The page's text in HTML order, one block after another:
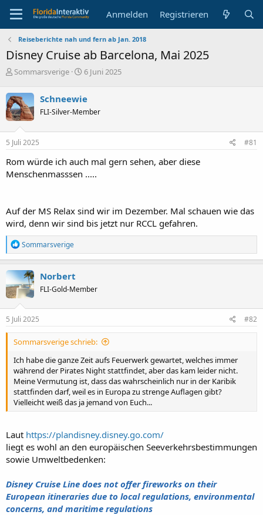
Anmelden Registrieren
Reiseberichte nah und fern ab Jan. 2018
Disney Cruise ab Barcelona, Mai 2025
E
s
t
e
l
l
e
Sommarsverige
E
t
e
l
m
6 Juni 2025
Schneewie
FLI-Silver-Member
5 Juli 2025 #81
Rom würde ich auch mal gern sehen, aber diese
Menschenmasssen .....
Auf der MS Relax sind wir im Dezember. Mal schauen wie das
wird, denn wir sind bis jetzt nur RCCL gefahren.
R
e
a
k
t
i
o
n
e
Sommarsverige
Norbert
FLI-Gold-Member
5 Juli 2025 #82
Sommarsverige schrieb:
Ich habe die ganze Zeit aufs Feuerwerk gewartet, welches immer
während der Pirates Night stattfindet, aber das kam leider nicht.
Meine Vermutung ist, dass das wahrscheinlich nur in der Karibik
stattfinden darf, weil es in Europa zu strenge Auflagen gibt?
Vielleicht weiß das ja jemand von Euch...
Laut https://plandisney.disney.go.com/
liegt es wohl an den europäischen Seeverkehrsbestimmungen
sowie Umweltbedenken:
Disney Cruise Line does not offer fireworks on their
European itineraries due to local regulations, environmental
concerns, and maritime regulations